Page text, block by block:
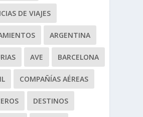
DE VIAJES
ARGENTINA
AVE BARCELONA
COMPAÑÍAS AÉREAS
DESTINOS